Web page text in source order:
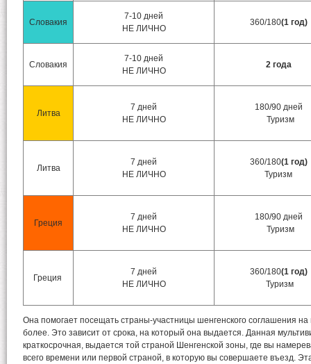
Словакия
7-10 дней
НЕ ЛИЧНО
360/180(1 год)
Словакия
7-10 дней
НЕ ЛИЧНО
2 года
Литва
7 дней
НЕ ЛИЧНО
180/90 дней
Туризм
Литва
7 дней
НЕ ЛИЧНО
360/180(1 год)
Туризм
Греция
7 дней
НЕ ЛИЧНО
180/90 дней
Туризм
Греция
7 дней
НЕ ЛИЧНО
360/180(1 год)
Туризм
Она помогает посещать страны-участницы шенгенского соглашения
более. Это зависит от срока, на который она выдается. Данная
краткосрочная, выдается той страной Шенгенской зоны, где вы
всего времени или первой страной, в которую вы совершаете въезд.